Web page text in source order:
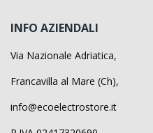
INFO AZIENDALI
Via Nazionale Adriatica,
Francavilla al Mare (Ch),
info@ecoelectrostore.it